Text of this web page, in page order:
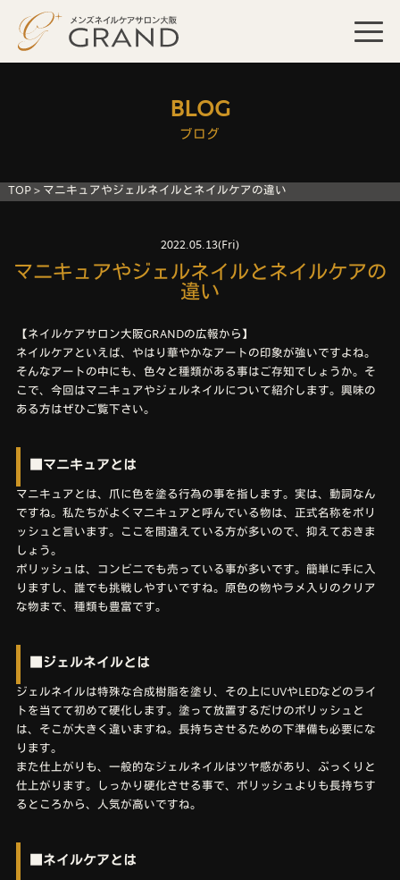
BLOG
ブログ
TOP>マニキュアやジェルネイルとネイルケアの違い
2022.05.13(Fri)
マニキュアやジェルネイルとネイルケアの
違い
【ネイルケアサロン大阪GRANDの広報から】
ネイルケアといえば、やはり華やかなアートの印象が強いですよね。
そんなアートの中にも、色々と種類がある事はご存知でしょうか。そ
こで、今回はマニキュアやジェルネイルについて紹介します。興味の
ある方はぜひご覧下さい。
■マニキュアとは
マニキュアとは、爪に色を塗る行為の事を指します。実は、動詞なん
ですね。私たちがよくマニキュアと呼んでいる物は、正式名称をポリ
ッシュと言います。ここを間違えている方が多いので、抑えておきま
しょう。
ポリッシュは、コンビニでも売っている事が多いです。簡単に手に入
りますし、誰でも挑戦しやすいですね。原色の物やラメ入りのクリア
な物まで、種類も豊富です。
■ジェルネイルとは
ジェルネイルは特殊な合成樹脂を塗り、その上にUVやLEDなどのライ
トを当てて初めて硬化します。塗って放置するだけのポリッシュと
は、そこが大きく違いますね。長持ちさせるための下準備も必要にな
ります。
また仕上がりも、一般的なジェルネイルはツヤ感があり、ぷっくりと
仕上がります。しっかり硬化させる事で、ポリッシュよりも長持ちす
るところから、人気が高いですね。
■ネイルケアとは